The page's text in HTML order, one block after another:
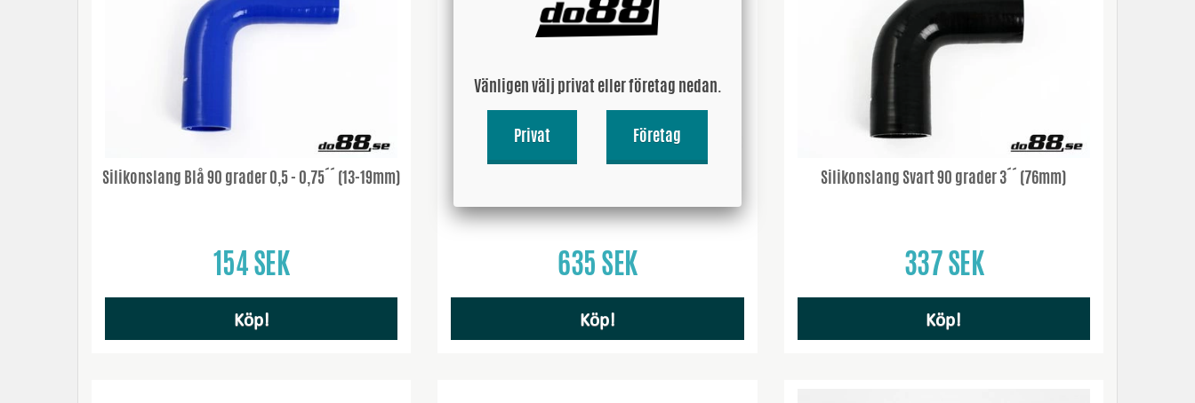
Silikonslang Blå 90 grader 0,5 - 0,75´´ (13-19mm)
154 SEK
Köp!
635 SEK
Köp!
Silikonslang Svart 90 grader 3´´ (76mm)
337 SEK
Köp!
Vänligen välj privat eller företag nedan.
Privat Företag